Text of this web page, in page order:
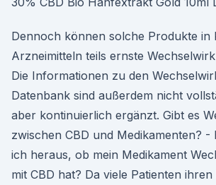
Dennoch können solche Produkte in
Arzneimitteln teils ernste
Die Informationen zu den
Datenbank sind außerdem nicht
aber kontinuierlich ergänzt. Gibt es
zwischen CBD und Medikamenten? -
ich heraus, ob mein Medikament
mit CBD hat? Da viele Patienten